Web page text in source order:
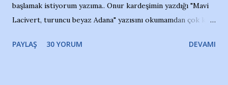
başlamak istiyorum yazıma.. Onur kardeşimin yazdığı "Mavi
Lacivert, turuncu beyaz Adana" yazısını okumamdan çok kısa
irkildim.. "Bursasporlu taraftarlar, İstanbul takımlarının
PAYLAŞ 30 YORUM DEVAMI